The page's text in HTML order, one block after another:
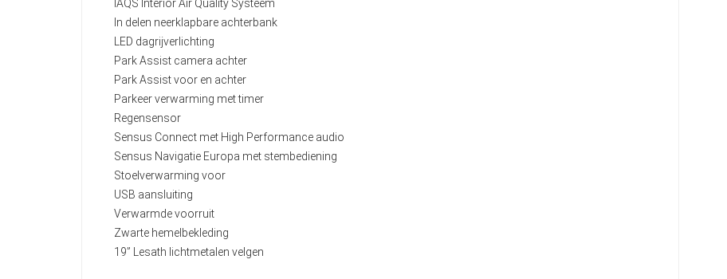
IAQS Interior Air Quality Systeem
In delen neerklapbare achterbank
LED dagrijverlichting
Park Assist camera achter
Park Assist voor en achter
Parkeer verwarming met timer
Regensensor
Sensus Connect met High Performance audio
Sensus Navigatie Europa met stembediening
Stoelverwarming voor
USB aansluiting
Verwarmde voorruit
Zwarte hemelbekleding
19” Lesath lichtmetalen velgen